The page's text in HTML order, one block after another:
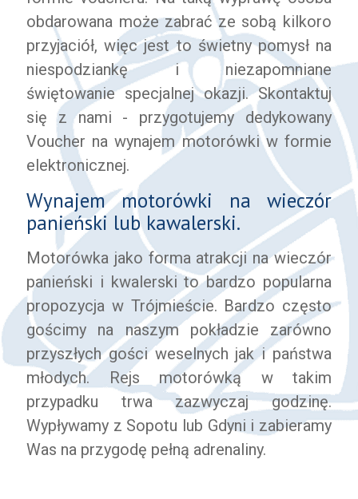
obdarowana może zabrać ze sobą kilkoro
przyjaciół, więc jest to świetny pomysł na
niespodziankę i niezapomniane
świętowanie specjalnej okazji. Skontaktuj
się z nami - przygotujemy dedykowany
Voucher na wynajem motorówki w formie
elektronicznej.
Wynajem motorówki na wieczór
panieński lub kawalerski.
Motorówka jako forma atrakcji na wieczór
panieński i kwalerski to bardzo popularna
propozycja w Trójmieście. Bardzo często
gościmy na naszym pokładzie zarówno
przyszłych gości weselnych jak i państwa
młodych. Rejs motorówką w takim
przypadku trwa zazwyczaj godzinę.
Wypływamy z Sopotu lub Gdyni i zabieramy
Was na przygodę pełną adrenaliny.